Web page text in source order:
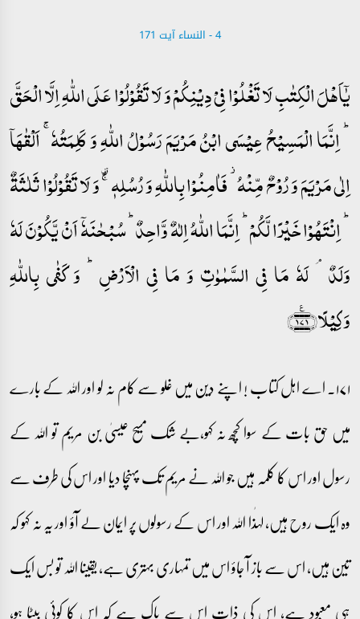
4 - ‎النساء‎ آیت 171
یٰۤاَہۡلَ الۡکِتٰبِ لَا تَغۡلُوۡا فِیۡ دِیۡنِکُمۡ وَ لَا تَقُوۡلُوۡا عَلَی اللّٰہِ اِلَّا الۡحَقَّ
ؕ اِنَّمَا الۡمَسِیۡحُ عِیۡسَی ابۡنُ مَرۡیَمَ رَسُوۡلُ اللّٰہِ وَ کَلِمَتُہٗ ۚ اَلۡقٰہَاۤ
اِلٰی مَرۡیَمَ وَ رُوۡحٌ مِّنۡہُ ۫ فَاٰمِنُوۡا بِاللّٰہِ وَ رُسُلِہٖ ۚ۟ وَ لَا تَقُوۡلُوۡا ثَلٰثَۃٌ
ؕ اِنۡتَہُوۡا خَیۡرًا لَّکُمۡ ؕ اِنَّمَا اللّٰہُ اِلٰہٌ وَّاحِدٌ ؕ سُبۡحٰنَہٗۤ اَنۡ یَّکُوۡنَ لَہٗ
وَلَدٌ ۘ لَہٗ مَا فِی السَّمٰوٰتِ وَ مَا فِی الۡاَرۡضِ ؕ وَ کَفٰی بِاللّٰہِ
وَکِیۡلًا﴿۱۷۱﴾٪
۱۷۱۔ اے اہل کتاب ! اپنے دین میں غلو سے کام نہ لو اور اللہ کے بارے
میں حق بات کے سوا کچھ نہ کہو،بے شک مسیح عیسیٰ بن مریم تو اللہ کے
رسول اور اس کا کلمہ ہیں جو اللہ نے مریم تک پہنچا دیا اور اس کی طرف سے
وہ ایک روح ہیں، لہٰذا اللہ اور اس کے رسولوں پر ایمان لے آؤ اور یہ نہ کہو کہ
تین ہیں، اس سے باز آ جاؤ اس میں تمہاری بہتری ہے، یقینا اللہ تو بس ایک